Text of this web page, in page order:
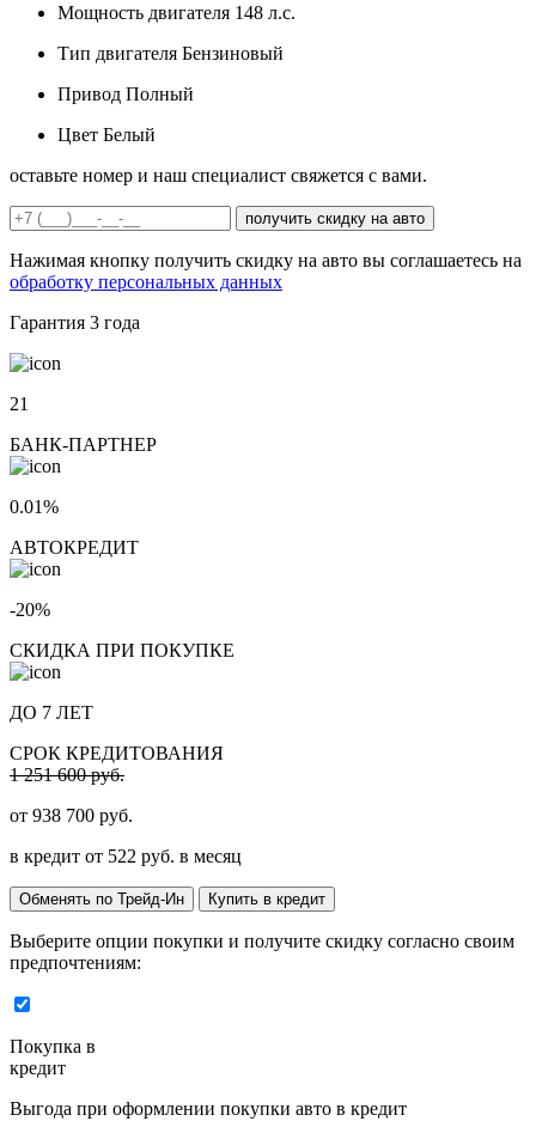
Мощность двигателя 148 л.с.
Тип двигателя Бензиновый
Привод Полный
Цвет Белый
оставьте номер и наш специалист свяжется с вами.
получить скидку на авто
Нажимая кнопку получить скидку на авто вы соглашаетесь на
обработку персональных данных
Гарантия 3 года
21
БАНК-ПАРТНЕР
0.01%
АВТОКРЕДИТ
-20%
СКИДКА ПРИ ПОКУПКЕ
ДО 7 ЛЕТ
СРОК КРЕДИТОВАНИЯ
1 251 600 руб.
от 938 700 руб.
в кредит от 522 руб. в месяц
Обменять по Трейд-Ин Купить в кредит
Выберите опции покупки и получите скидку согласно своим
предпочтениям:
Покупка в
кредит
Выгода при оформлении покупки авто в кредит